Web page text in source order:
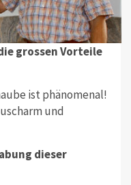
grossen Vorteile
ist phänomenal!
und
dieser